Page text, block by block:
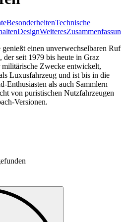
BesonderheitenTechnische
DesignWeiteresZusammenfassung
einen unverwechselbaren Ruf
der seit 1979 bis heute in Graz
Zwecke entwickelt,
Luxusfahrzeug und ist bis in die
Enthusiasten als auch Sammlern
von puristischen Nutzfahrzeugen
Versionen.